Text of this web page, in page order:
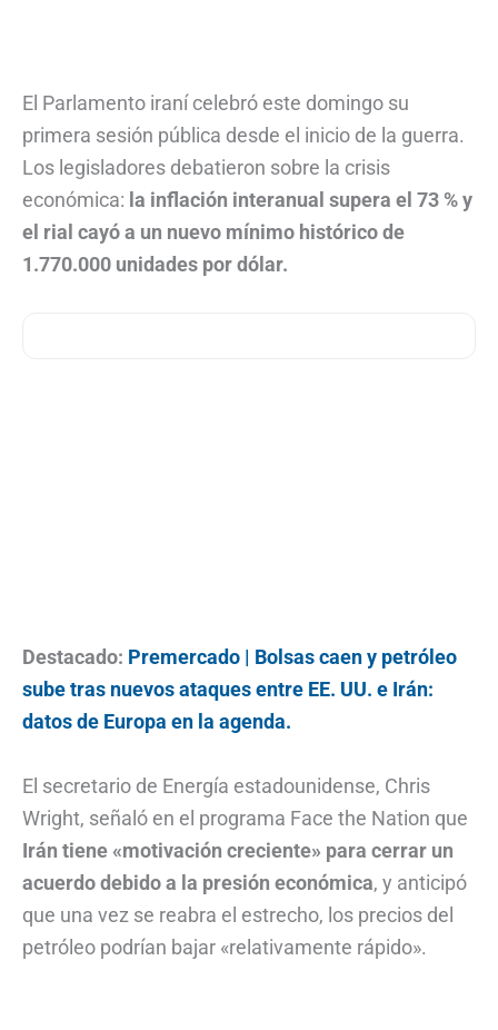
El Parlamento iraní celebró este domingo su
primera sesión pública desde el inicio de la guerra.
Los legisladores debatieron sobre la crisis
económica: la inflación interanual supera el 73 % y
el rial cayó a un nuevo mínimo histórico de
1.770.000 unidades por dólar.
Destacado: Premercado | Bolsas caen y petróleo
sube tras nuevos ataques entre EE. UU. e Irán:
datos de Europa en la agenda.
El secretario de Energía estadounidense, Chris
Wright, señaló en el programa Face the Nation que
Irán tiene «motivación creciente» para cerrar un
acuerdo debido a la presión económica, y anticipó
que una vez se reabra el estrecho, los precios del
petróleo podrían bajar «relativamente rápido».